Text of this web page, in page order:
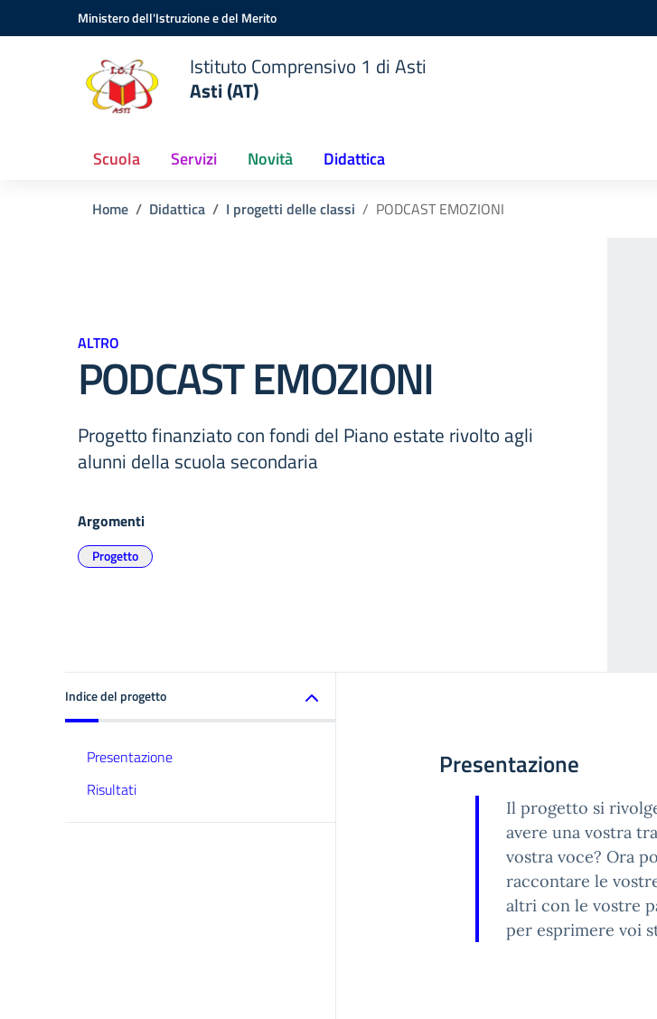
Vai ai contenuti
Vai al menu di navigazioneMinistero dell'Istruzione e del Merito
Istituto Comprensivo 1 di Asti
Asti (AT)
Scuola Servizi Novità Didattica
Home Didattica I progetti delle classi PODCAST EMOZIONI
ALTRO
PODCAST EMOZIONI
Progetto finanziato con fondi del Piano estate rivolto agli
alunni della scuola secondaria
Argomenti
Progetto
Indice del progetto
Presentazione
Risultati
Presentazione
Il progetto si
avere una vostra
vostra voce? Ora
raccontare le
altri con le vostre
per esprimere voi